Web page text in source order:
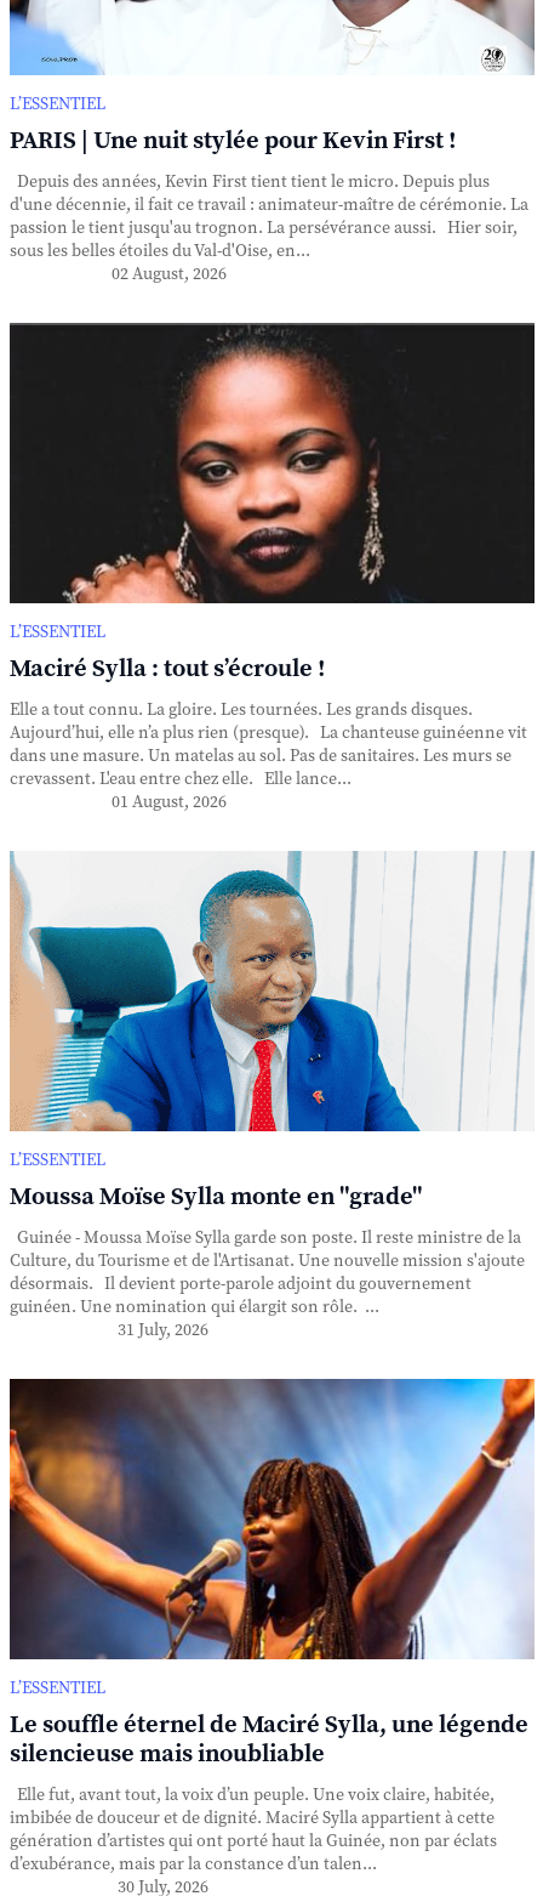
L’ESSENTIEL
PARIS | Une nuit stylée pour Kevin First !
Depuis des années, Kevin First tient tient le micro. Depuis plus
d'une décennie, il fait ce travail : animateur-maître de cérémonie. La
passion le tient jusqu'au trognon. La persévérance aussi. Hier soir,
sous les belles étoiles du Val-d'Oise, en...
02 August, 2026
L’ESSENTIEL
Maciré Sylla : tout s’écroule !
Elle a tout connu. La gloire. Les tournées. Les grands disques.
Aujourd’hui, elle n’a plus rien (presque). La chanteuse guinéenne vit
dans une masure. Un matelas au sol. Pas de sanitaires. Les murs se
crevassent. L'eau entre chez elle. Elle lance...
01 August, 2026
L’ESSENTIEL
Moussa Moïse Sylla monte en "grade"
Guinée - Moussa Moïse Sylla garde son poste. Il reste ministre de la
Culture, du Tourisme et de l'Artisanat. Une nouvelle mission s'ajoute
désormais. Il devient porte-parole adjoint du gouvernement
guinéen. Une nomination qui élargit son rôle. ...
31 July, 2026
L’ESSENTIEL
Le souffle éternel de Maciré Sylla, une légende
silencieuse mais inoubliable
Elle fut, avant tout, la voix d’un peuple. Une voix claire, habitée,
imbibée de douceur et de dignité. Maciré Sylla appartient à cette
génération d’artistes qui ont porté haut la Guinée, non par éclats
d’exubérance, mais par la constance d’un talen...
30 July, 2026